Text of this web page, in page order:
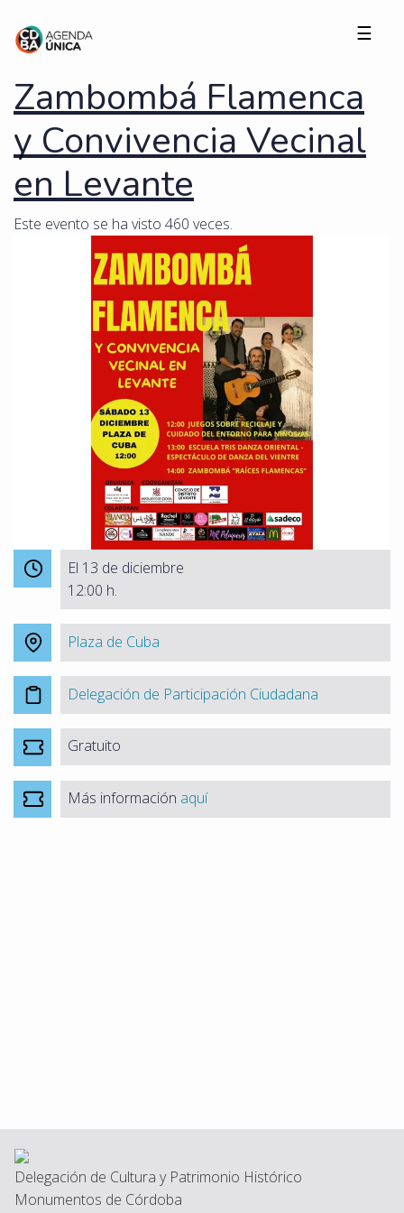
☰
Zambombá Flamenca
y Convivencia Vecinal
en Levante
Este evento se ha visto 460 veces.
El 13 de diciembre
12:00 h.
Plaza de Cuba
Delegación de Participación Ciudadana
Gratuito
Más información aquí
Delegación de Cultura y Patrimonio Histórico
Monumentos de Córdoba